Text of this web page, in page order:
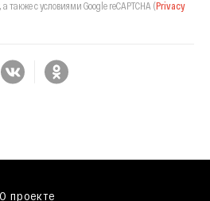
а также с условиями Google reCAPTCHA (Privacy
О проекте